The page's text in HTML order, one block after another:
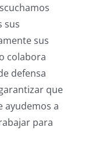
sus
sus
colabora
defensa
que
ayudemos a
para